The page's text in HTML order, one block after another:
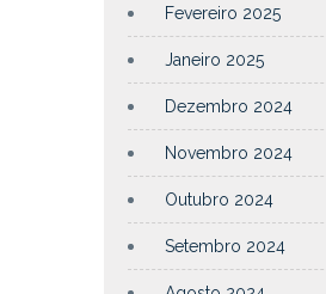
Fevereiro 2025
Janeiro 2025
Dezembro 2024
Novembro 2024
Outubro 2024
Setembro 2024